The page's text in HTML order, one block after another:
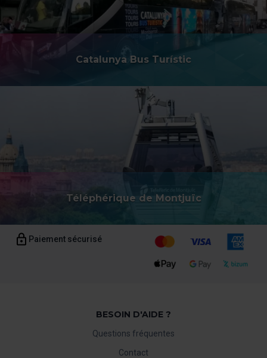
Catalunya Bus Turístic
Téléphérique de Montjuïc
Paiement sécurisé
BESOIN D'AIDE ?
Questions fréquentes
Contact